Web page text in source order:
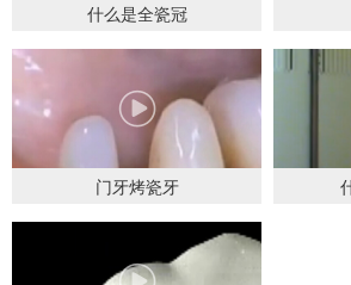
什么是全瓷冠
门牙烤瓷牙